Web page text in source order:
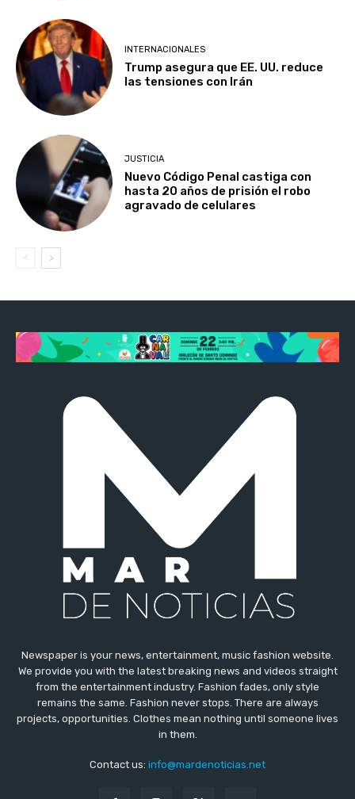
INTERNACIONALES
Trump asegura que EE. UU. reduce
las tensiones con Irán
JUSTICIA
Nuevo Código Penal castiga con
hasta 20 años de prisión el robo
agravado de celulares
Newspaper is your news, entertainment, music fashion website.
We provide you with the latest breaking news and videos straight
from the entertainment industry. Fashion fades, only style
remains the same. Fashion never stops. There are always
projects, opportunities. Clothes mean nothing until someone lives
in them.
Contact us: info@mardenoticias.net